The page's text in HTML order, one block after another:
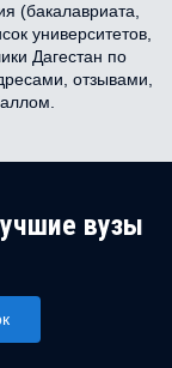
(бакалавриата,
университетов,
Дагестан по
отзывами,
вузы